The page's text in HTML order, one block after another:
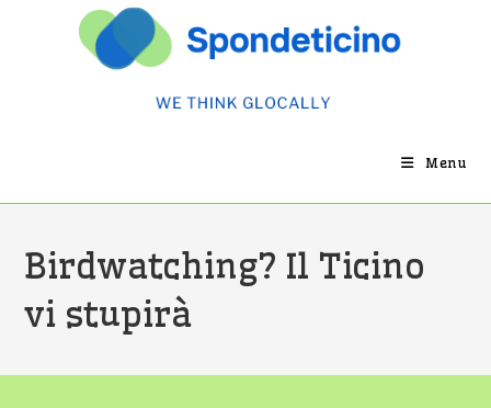
Menu
Birdwatching? Il Ticino
vi stupirà